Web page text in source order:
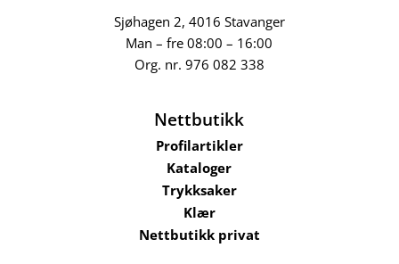
Sjøhagen 2, 4016 Stavanger
Man – fre 08:00 – 16:00
Org. nr. 976 082 338
Nettbutikk
Profilartikler
Kataloger
Trykksaker
Klær
Nettbutikk privat